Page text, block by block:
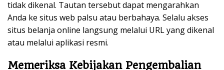
tidak dikenal. Tautan tersebut dapat mengarahkan
Anda ke situs web palsu atau berbahaya. Selalu akses
situs belanja online langsung melalui URL yang dikenal
atau melalui aplikasi resmi.
Memeriksa Kebijakan Pengembalian